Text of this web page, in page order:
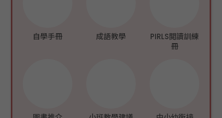
自學手冊 成語教學
PIRLS閲讀訓練
冊